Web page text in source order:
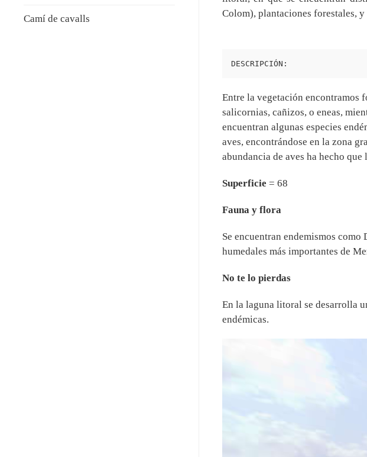
Colom), plantaciones forestales,
DESCRIPCIÓN:
Entre la vegetación encontramos
salicornias, cañizos, o eneas,
encuentran algunas especies
aves, encontrándose en la zona
abundancia de aves ha hecho
Superficie = 68
Fauna y flora
Se encuentran endemismos
humedales más importantes de
No te lo pierdas
En la laguna litoral se desarrolla
endémicas.
Camí de cavalls